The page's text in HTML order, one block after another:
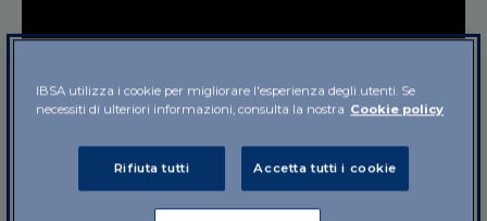
IBSA utilizza i cookie per migliorare l'esperienza degli utenti. Se
necessiti di ulteriori informazioni, consulta la nostra Cookie policy
Rifiuta tutti Accetta tutti i cookie